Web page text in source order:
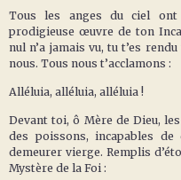
Tous les anges du ciel
prodigieuse œuvre de ton
nul n’a jamais vu, tu t’es
nous. Tous nous t’acclamons :
Alléluia, alléluia, alléluia !
Devant toi, ô Mère de Dieu,
des poissons, incapables
demeurer vierge. Remplis
Mystère de la Foi :